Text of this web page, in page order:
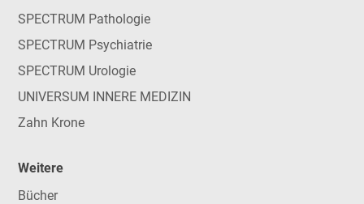
SPECTRUM Pathologie
SPECTRUM Psychiatrie
SPECTRUM Urologie
UNIVERSUM INNERE MEDIZIN
Zahn Krone
Weitere
Bücher